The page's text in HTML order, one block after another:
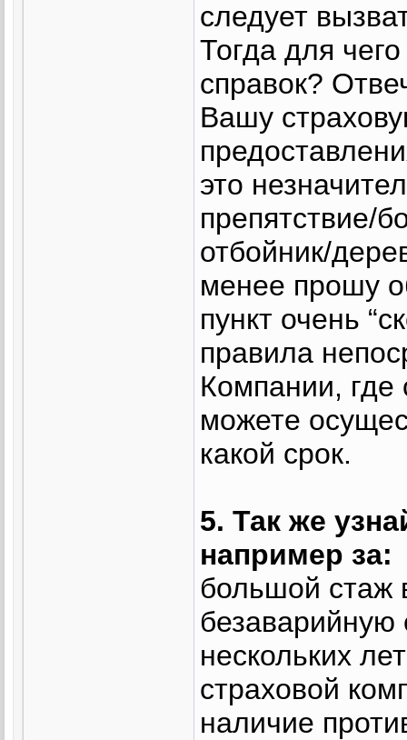
следует
Тогда для
справок?
Вашу
это
препятствие/
отбойник/
менее прошу
пункт очень
правила
Компании, где
можете
какой срок.
5. Так же
например за:
большой стаж
безаварийную
нескольких
страховой
наличие